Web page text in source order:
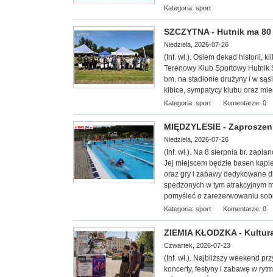
Kategoria: sport
SZCZYTNA - Hutnik ma
Niedziela, 2026-07-26
(Inf. wł.). Osiem dekad historii,
Terenowy Klub Sportowy Hutnik
bm. na stadionie drużyny i w
kibice, sympatycy klubu oraz
Kategoria: sport Komentarze: 0
MIĘDZYLESIE -
Niedziela, 2026-07-26
(Inf. wł.). Na 8 sierpnia br.
Jej miejscem będzie basen
oraz gry i zabawy dedykowane
spędzonych w tym atrakcyjnym
pomyśleć o zarezerwowaniu
Kategoria: sport Komentarze: 0
ZIEMIA KŁODZKA -
Czwartek, 2026-07-23
(Inf. wł.). Najbliższy weekend
koncerty, festyny i zabawę w